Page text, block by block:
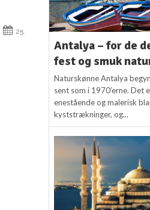
25.
Redaktion 7. marts 2017
Antalya – for de
fest og smuk
Naturskønne Antalya
sent som i 1970’erne. Det
enestående og malerisk
kyststrækninger, og...